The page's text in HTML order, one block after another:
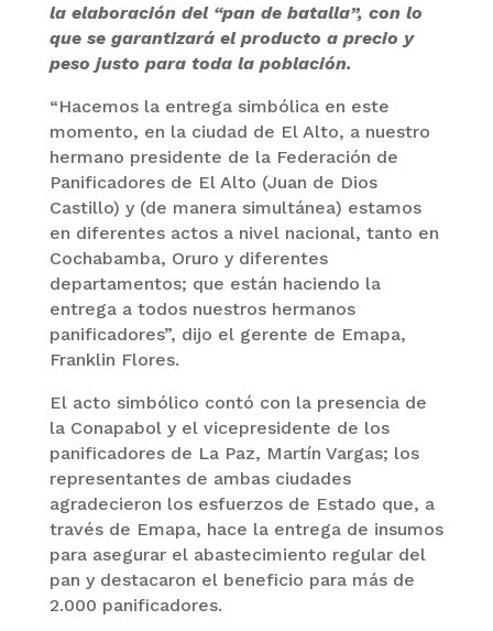
la elaboración del “pan de batalla”, con lo
que se garantizará el producto a precio y
peso justo para toda la población.
“Hacemos la entrega simbólica en este
momento, en la ciudad de El Alto, a nuestro
hermano presidente de la Federación de
Panificadores de El Alto (Juan de Dios
Castillo) y (de manera simultánea) estamos
en diferentes actos a nivel nacional, tanto en
Cochabamba, Oruro y diferentes
departamentos; que están haciendo la
entrega a todos nuestros hermanos
panificadores”, dijo el gerente de Emapa,
Franklin Flores.
El acto simbólico contó con la presencia de
la Conapabol y el vicepresidente de los
panificadores de La Paz, Martín Vargas; los
representantes de ambas ciudades
agradecieron los esfuerzos de Estado que, a
través de Emapa, hace la entrega de insumos
para asegurar el abastecimiento regular del
pan y destacaron el beneficio para más de
2.000 panificadores.